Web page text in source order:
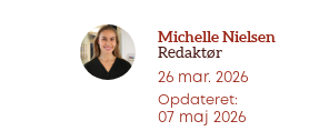
Michelle Nielsen
Redaktør
26 mar. 2026
Opdateret:
07 maj 2026